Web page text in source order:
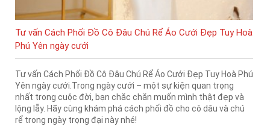
Tư vấn Cách Phối Đồ Cô Đâu Chú Rể Áo Cưới Đẹp Tuy Hoà
Phú Yên ngày cưới
Tư vấn Cách Phối Đồ Cô Đâu Chú Rể Áo Cưới Đẹp Tuy Hoà Phú
Yên ngày cưới.Trong ngày cưới – một sự kiện quan trọng
nhất trong cuộc đời, bạn chắc chắn muốn mình thật đẹp và
lộng lẫy. Hãy cùng khám phá cách phối đồ cho cô dâu và chú
rể trong ngày trọng đại này nhé!